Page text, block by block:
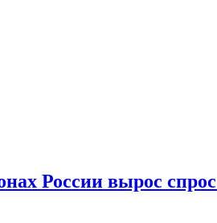
России вырос